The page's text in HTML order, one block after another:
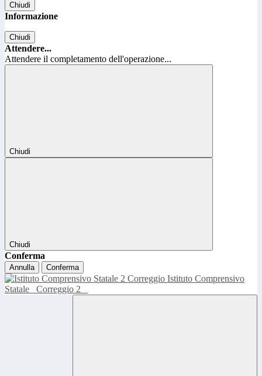
Chiudi
Informazione
Chiudi
Attendere...
Attendere il completamento dell'operazione...
Chiudi
Chiudi
Conferma
Annulla Conferma
Istituto Comprensivo
Statale
Correggio 2